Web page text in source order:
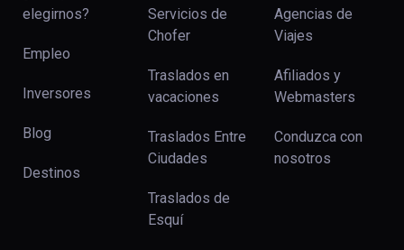
elegirnos?
Empleo
Inversores
Blog
Destinos
Servicios de
Chofer
Traslados en
vacaciones
Traslados Entre
Ciudades
Traslados de
Esquí
Agencias de
Viajes
Afiliados y
Webmasters
Conduzca con
nosotros